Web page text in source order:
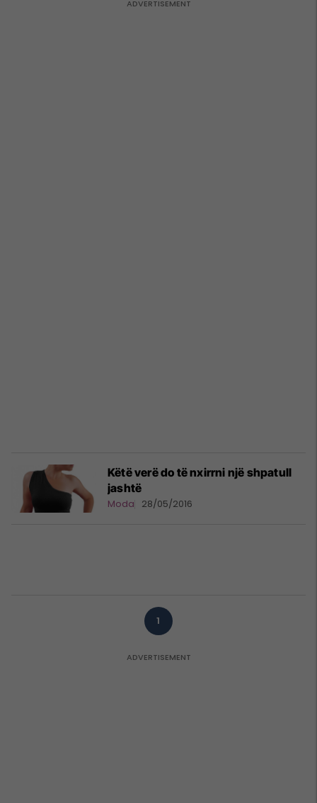
Këtë verë do të nxirrni një shpatull
jashtë
Moda 28/05/2016
1